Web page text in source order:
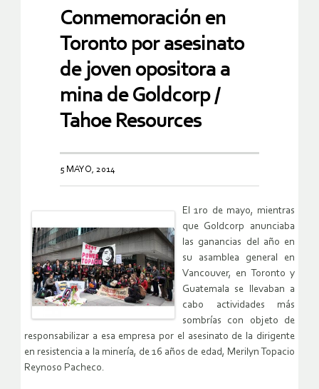
Conmemoración en
Toronto por asesinato
de joven opositora a
mina de Goldcorp /
Tahoe Resources
5 MAYO, 2014
El 1ro de mayo, mientras
que Goldcorp anunciaba
las ganancias del año en
su asamblea general en
Vancouver, en Toronto y
Guatemala se llevaban a
cabo actividades más
sombrías con objeto de
responsabilizar a esa empresa por el asesinato de la dirigente
en resistencia a la minería, de 16 años de edad, Merilyn Topacio
Reynoso Pacheco.